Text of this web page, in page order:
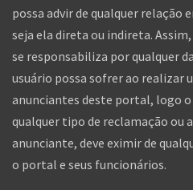
possa advir de qualquer relação
seja ela direta ou indireta.
se responsabiliza por qualquer
usuário possa sofrer ao realizar
anunciantes deste portal, logo o
qualquer tipo de reclamação ou
anunciante, deve eximir de
o portal e seus funcionários.